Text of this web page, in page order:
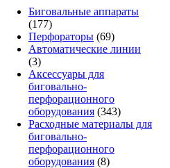
Биговальные аппараты
(177)
Перфораторы (69)
Автоматические линии
(3)
Аксессуары для
биговально-
перфорационного
оборудования (343)
Расходные материалы для
биговально-
перфорационного
оборудования (8)